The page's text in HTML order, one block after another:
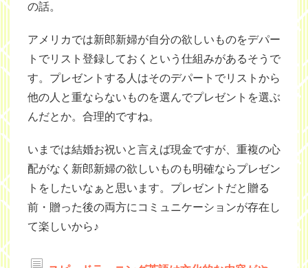
の話。
アメリカでは新郎新婦が自分の欲しいものをデパー
トでリスト登録しておくという仕組みがあるそうで
す。プレゼントする人はそのデパートでリストから
他の人と重ならないものを選んでプレゼントを選ぶ
んだとか。合理的ですね。
いまでは結婚お祝いと言えば現金ですが、重複の心
配がなく新郎新婦の欲しいものも明確ならプレゼン
トをしたいなぁと思います。プレゼントだと贈る
前・贈った後の両方にコミュニケーションが存在し
て楽しいから♪